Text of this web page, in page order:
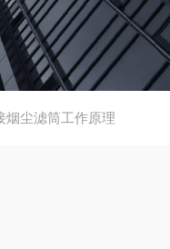
烟尘滤筒工作原理